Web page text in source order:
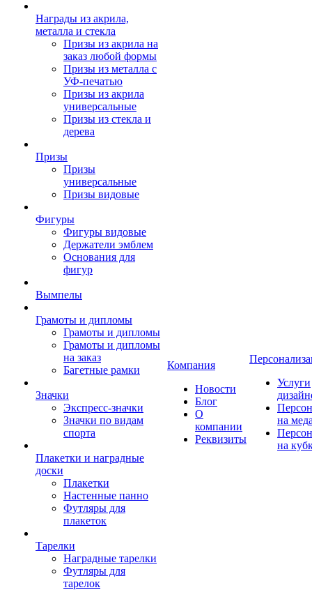
Награды из акрила,
металла и стекла
Призы из акрила на
заказ любой формы
Призы из металла с
УФ-печатью
Призы из акрила
универсальные
Призы из стекла и
дерева
Призы
Призы
универсальные
Призы видовые
Фигуры
Фигуры видовые
Держатели эмблем
Основания для
фигур
Вымпелы
Грамоты и дипломы
Грамоты и дипломы
Грамоты и дипломы
на заказ
Багетные рамки
Значки
Экспресс-значки
Значки по видам
спорта
Плакетки и наградные
доски
Плакетки
Настенные панно
Футляры для
плакеток
Тарелки
Наградные тарелки
Футляры для
тарелок
Компания
Новости
Блог
О
компании
Реквизиты
Услуги
на
на